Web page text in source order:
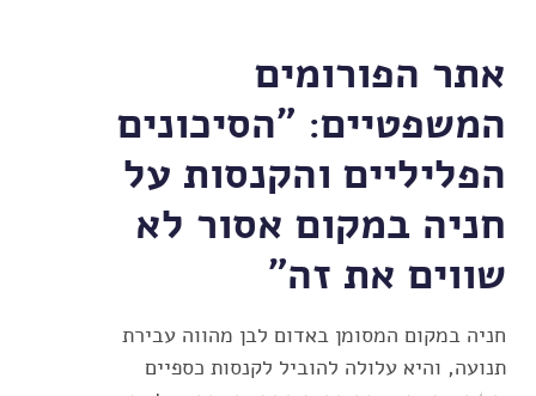
אתר הפורומים
המשפטיים: "הסיכונים
הפליליים והקנסות על
חניה במקום אסור לא
שווים את זה"
חניה במקום המסומן באדום לבן מהווה עבירת
תנועה, והיא עלולה להוביל לקנסות כספיים